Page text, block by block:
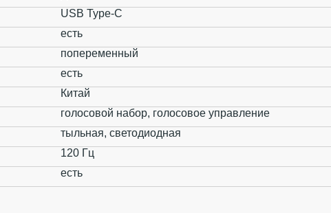
USB Type-C
есть
попеременный
есть
Китай
голосовой набор, голосовое управление
тыльная, светодиодная
120 Гц
есть